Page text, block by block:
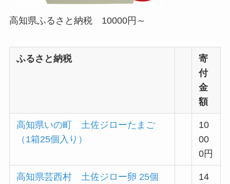
高知県ふるさと納税 10000円～
ふるさと納税
寄
付
金
額
高知県いの町 土佐ジローたまご
（1箱25個入り）
10
00
0円
高知県芸西村 土佐ジロー卵 25個
14